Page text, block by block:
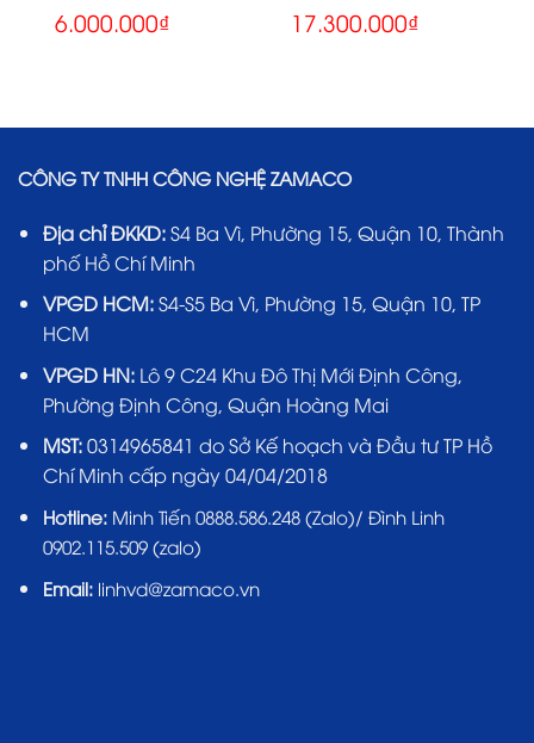
6.000.000₫ 17.300.000₫
CÔNG TY TNHH CÔNG NGHỆ ZAMACO
Địa chỉ ĐKKD:S4 Ba Vì, Phường 15, Quận 10, Thành
phố Hồ Chí Minh
VPGD HCM:S4-S5 Ba Vì, Phường 15, Quận 10, TP
HCM
VPGD HN:Lô 9 C24 Khu Đô Thị Mới Định Công,
Phường Định Công, Quận Hoàng Mai
MST:0314965841 do Sở Kế hoạch và Đầu tư TP Hồ
Chí Minh cấp ngày 04/04/2018
Hotline: Minh Tiến 0888.586.248 (Zalo)/ Đình Linh
0902.115.509 (zalo)
Email:linhvd@zamaco.vn